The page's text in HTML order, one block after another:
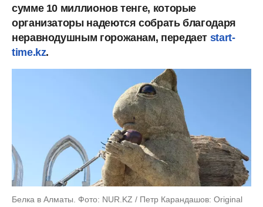
сумме 10 миллионов тенге, которые
организаторы надеются собрать благодаря
неравнодушным горожанам, передает start-
time.kz.
Белка в Алматы. Фото: NUR.KZ / Петр Карандашов: Original